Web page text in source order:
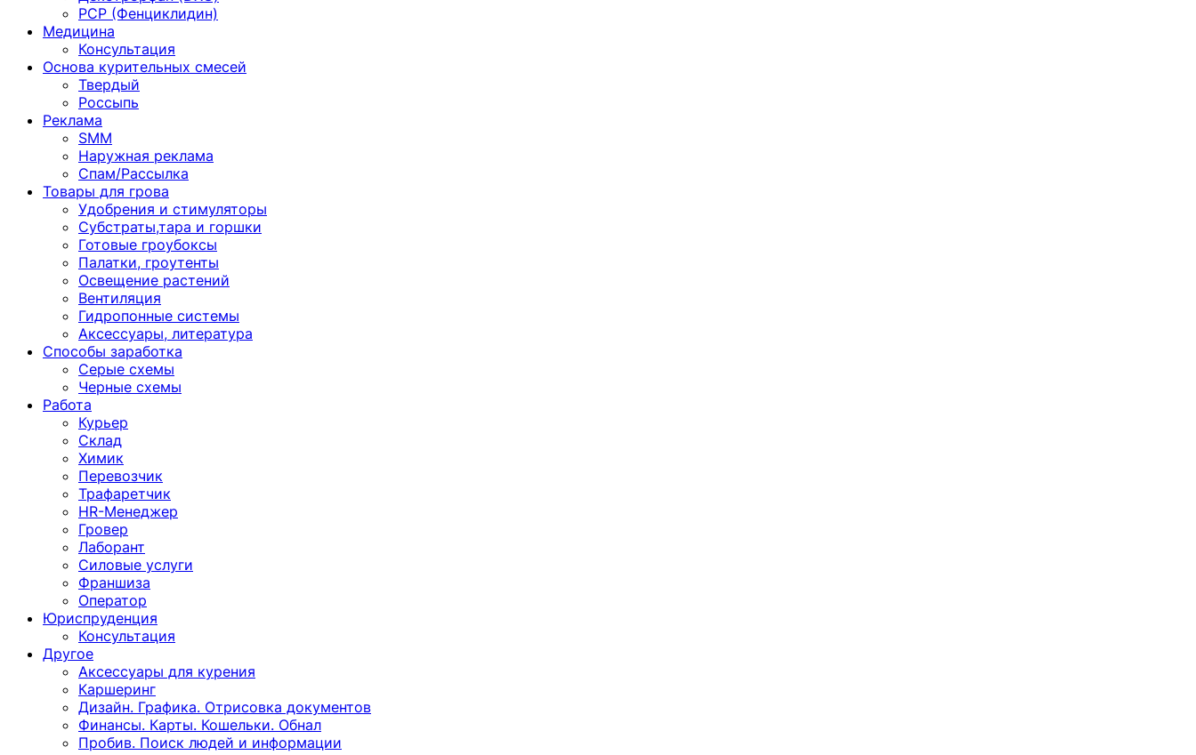
PCP (Фенциклидин)
Медицина
Консультация
Основа курительных смесей
Твердый
Россыпь
Реклама
SMM
Наружная реклама
Спам/Рассылка
Товары для грова
Удобрения и стимуляторы
Субстраты,тара и горшки
Готовые гроубоксы
Палатки, гроутенты
Освещение растений
Вентиляция
Гидропонные системы
Аксессуары, литература
Способы заработка
Серые схемы
Черные схемы
Работа
Курьер
Склад
Химик
Перевозчик
Трафаретчик
HR-Менеджер
Гровер
Лаборант
Силовые услуги
Франшиза
Оператор
Юриспруденция
Консультация
Другoе
Аксессуары для курения
Каршеринг
Дизайн. Графика. Отрисовка документов
Финансы. Карты. Кошельки. Обнал
Пробив. Поиск людей и информации